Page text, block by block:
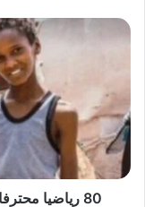
80 رياضيا